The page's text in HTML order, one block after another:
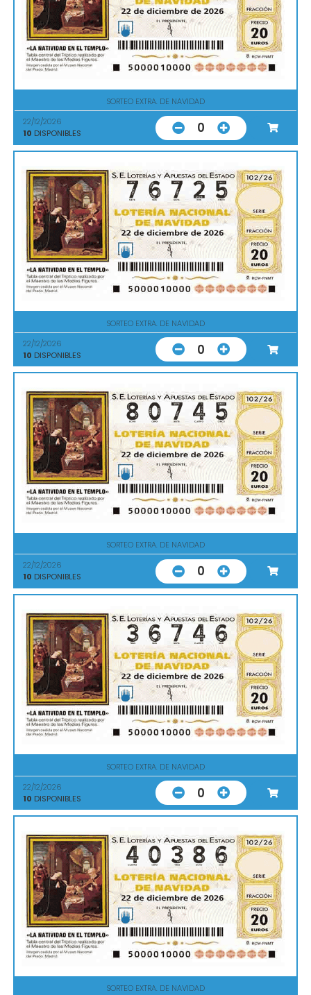
SORTEO EXTRA. DE NAVIDAD
22/12/2026
10 DISPONIBLES 0
SORTEO EXTRA. DE NAVIDAD
22/12/2026
10 DISPONIBLES 0
SORTEO EXTRA. DE NAVIDAD
22/12/2026
10 DISPONIBLES 0
SORTEO EXTRA. DE NAVIDAD
22/12/2026
10 DISPONIBLES 0
SORTEO EXTRA. DE NAVIDAD